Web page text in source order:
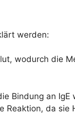
werden:
wodurch die
Bindung an
da